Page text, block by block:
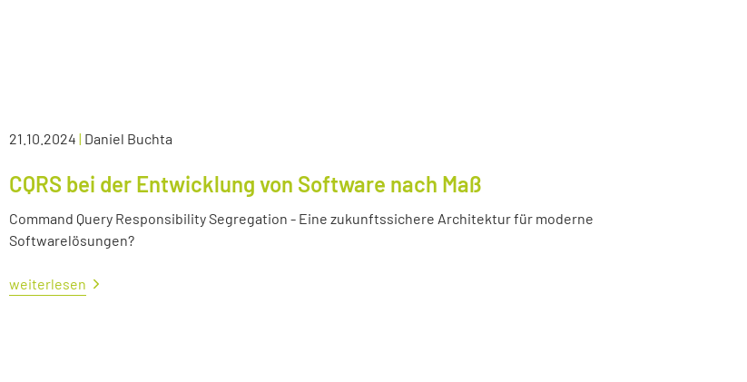
21.10.2024 | Daniel Buchta
CQRS bei der Entwicklung von Software nach Maß
Command Query Responsibility Segregation - Eine zukunftssichere Architektur für moderne
Softwarelösungen?
weiterlesen